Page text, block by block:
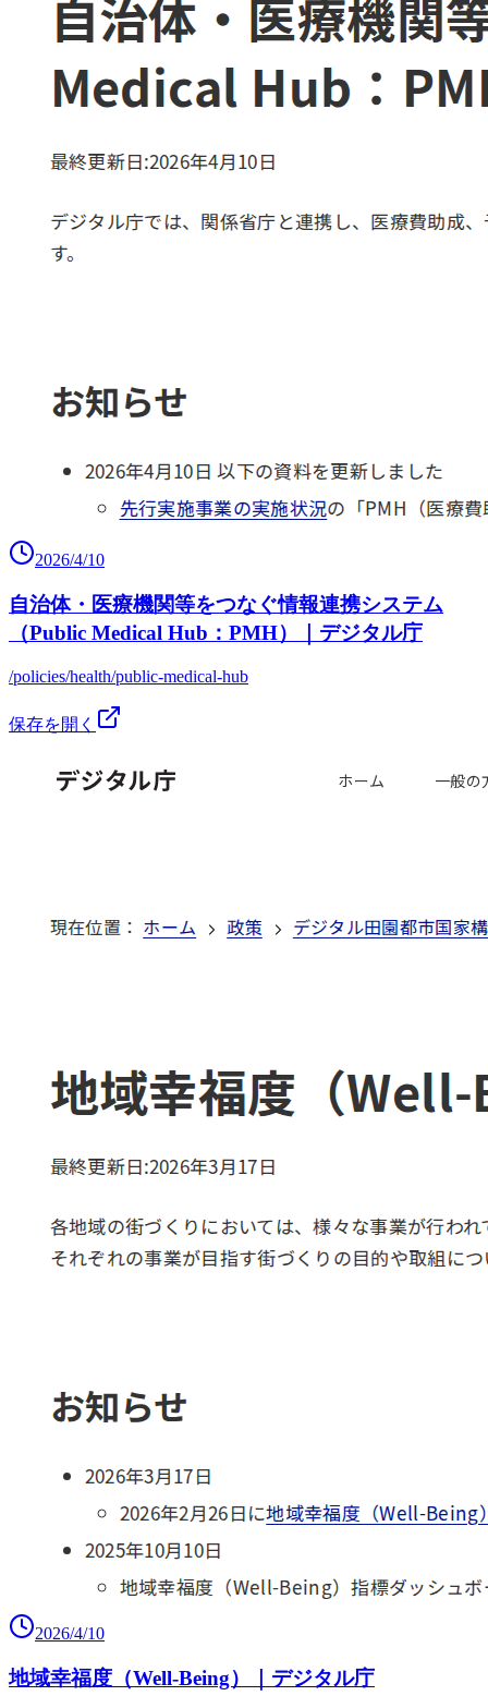
2026/4/10
自治体・医療機関等をつなぐ情報連携システム
（Public Medical Hub：PMH）｜デジタル庁
/policies/health/public-medical-hub
保存を開く
2026/4/10
地域幸福度（Well-Being）｜デジタル庁